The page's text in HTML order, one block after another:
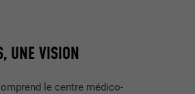
UNE VISION
le centre médico-